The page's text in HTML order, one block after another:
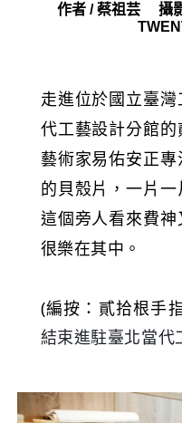
作者 / 蔡祖芸 攝
走進位於 國立臺
代工藝設計分館
藝術家易佑安正
的貝殼片，一片一
這個旁人看來費
很樂在其中。
(編按：貳拾根手
結束進駐臺北當代